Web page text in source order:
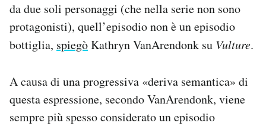
da due soli personaggi (che nella serie non sono
protagonisti), quell’episodio non è un episodio
bottiglia, spiegòKathryn VanArendonk su Vulture.
A causa di una progressiva «deriva semantica» di
questa espressione, secondo VanArendonk, viene
sempre più spesso considerato un episodio